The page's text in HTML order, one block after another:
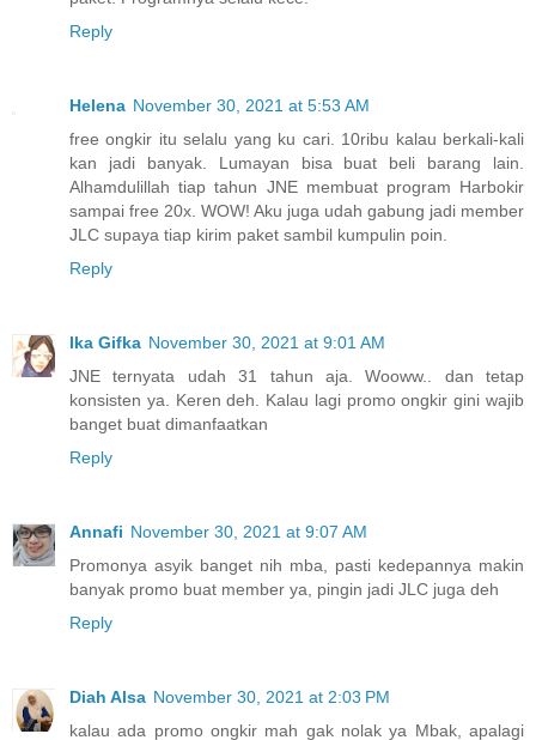
Reply
Helena November 30, 2021 at 5:53 AM
free ongkir itu selalu yang ku cari. 10ribu kalau berkali-kali
kan jadi banyak. Lumayan bisa buat beli barang lain.
Alhamdulillah tiap tahun JNE membuat program Harbokir
sampai free 20x. WOW! Aku juga udah gabung jadi member
JLC supaya tiap kirim paket sambil kumpulin poin.
Reply
Ika Gifka November 30, 2021 at 9:01 AM
JNE ternyata udah 31 tahun aja. Wooww.. dan tetap
konsisten ya. Keren deh. Kalau lagi promo ongkir gini wajib
banget buat dimanfaatkan
Reply
Annafi November 30, 2021 at 9:07 AM
Promonya asyik banget nih mba, pasti kedepannya makin
banyak promo buat member ya, pingin jadi JLC juga deh
Reply
Diah Alsa November 30, 2021 at 2:03 PM
kalau ada promo ongkir mah gak nolak ya Mbak, apalagi